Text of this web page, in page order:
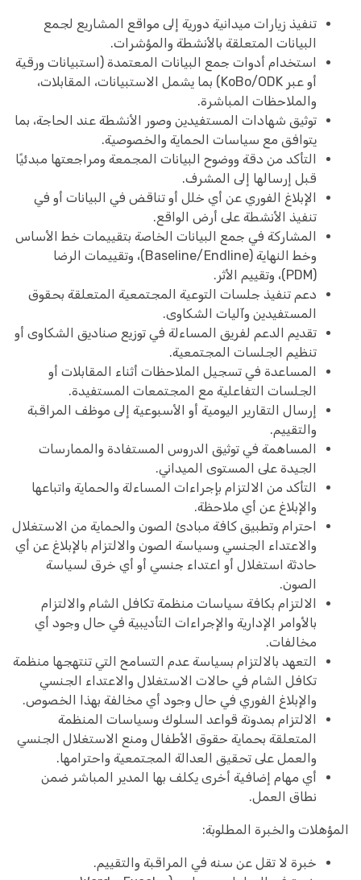
تنفيذ زيارات ميدانية دورية إلى مواقع المشاريع لجمع
البيانات المتعلقة بالأنشطة والمؤشرات.
استخدام أدوات جمع البيانات المعتمدة (استبيانات ورقية
أو عبر KoBo/ODK) بما يشمل الاستبيانات، المقابلات،
والملاحظات المباشرة.
توثيق شهادات المستفيدين وصور الأنشطة عند الحاجة، بما
يتوافق مع سياسات الحماية والخصوصية.
التأكد من دقة ووضوح البيانات المجمعة ومراجعتها مبدئيًا
قبل إرسالها إلى المشرف.
الإبلاغ الفوري عن أي خلل أو تناقض في البيانات أو في
تنفيذ الأنشطة على أرض الواقع.
المشاركة في جمع البيانات الخاصة بتقييمات خط الأساس
وخط النهاية (Baseline/Endline)، وتقييمات الرضا
(PDM)، وتقييم الأثر.
دعم تنفيذ جلسات التوعية المجتمعية المتعلقة بحقوق
المستفيدين وآليات الشكاوى.
تقديم الدعم لفريق المساءلة في توزيع صناديق الشكاوى أو
تنظيم الجلسات المجتمعية.
المساعدة في تسجيل الملاحظات أثناء المقابلات أو
الجلسات التفاعلية مع المجتمعات المستفيدة.
إرسال التقارير اليومية أو الأسبوعية إلى موظف المراقبة
والتقييم.
المساهمة في توثيق الدروس المستفادة والممارسات
الجيدة على المستوى الميداني.
التأكد من الالتزام بإجراءات المساءلة والحماية واتباعها
والإبلاغ عن أي ملاحظة.
احترام وتطبيق كافة مبادئ الصون والحماية من الاستغلال
والاعتداء الجنسي وسياسة الصون والالتزام بالإبلاغ عن أي
حادثة استغلال أو اعتداء جنسي أو أي خرق لسياسة
الصون.
الالتزام بكافة سياسات منظمة تكافل الشام والالتزام
بالأوامر الإدارية والإجراءات التأديبية في حال وجود أي
مخالفات.
التعهد بالالتزام بسياسة عدم التسامح التي تنتهجها منظمة
تكافل الشام في حالات الاستغلال والاعتداء الجنسي
والإبلاغ الفوري في حال وجود أي مخالفة بهذا الخصوص.
الالتزام بمدونة قواعد السلوك وسياسات المنظمة
المتعلقة بحماية حقوق الأطفال ومنع الاستغلال الجنسي
والعمل على تحقيق العدالة المجتمعية واحترامها.
أي مهام إضافية أخرى يكلف بها المدير المباشر ضمن
نطاق العمل.
المؤهلات والخبرة المطلوبة:
خبرة لا تقل عن سنه في المراقبة والتقييم.